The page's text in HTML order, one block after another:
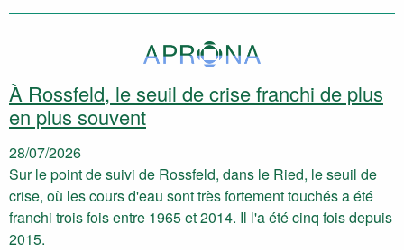
À Rossfeld, le seuil de crise franchi de plus
en plus souvent
28/07/2026
Sur le point de suivi de Rossfeld, dans le Ried, le seuil de
crise, où les cours d'eau sont très fortement touchés a été
franchi trois fois entre 1965 et 2014. Il l'a été cinq fois depuis
2015.